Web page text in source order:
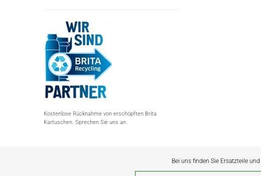
Kostenlose Rücknahme von erschöpften Brita
Kartuschen. Sprechen Sie uns an.
Bei uns finden Sie Ersatzteile